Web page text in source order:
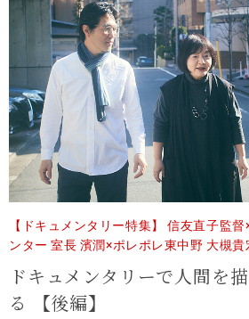
【ドキュメンタリー特集】 信友直子監
ンター 室長 濱潤×ポレポレ東中野 大槻貴
ドキュメンタリーで人間を
る 【後編】